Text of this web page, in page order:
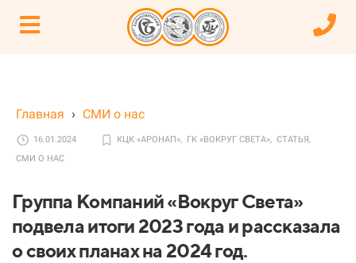
Главная › СМИ о нас
16.01.2024 КЦК «АРОНАП», ГК «ВОКРУГ СВЕТА», СТАТЬЯ,
СМИ О НАС
Группа Компаний «Вокруг Света»
подвела итоги 2023 года и рассказала
о своих планах на 2024 год.